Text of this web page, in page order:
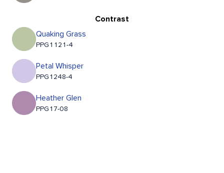
Contrast
Quaking Grass
PPG1121-4
Petal Whisper
PPG1248-4
Heather Glen
PPG17-08